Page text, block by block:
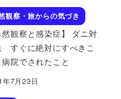
観察・旅からの気づき
然観察と感染症】 ダニ対
すぐに絶対にすべきこ
病院でされたこと
年7月23日